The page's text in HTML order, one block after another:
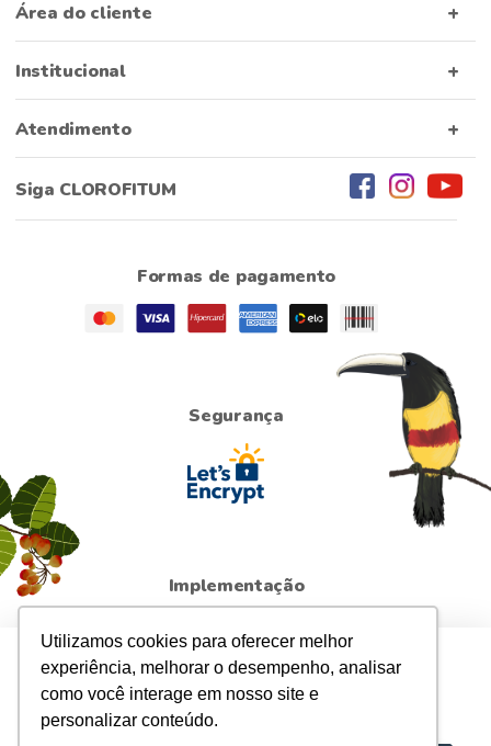
Utilizamos cookies para oferecer melhor
experiência, melhorar o desempenho, analisar
como você interage em nosso site e
personalizar conteúdo.
Para sua maior segurança, atualizamos a Política de
Privacidadeda loja. Ao continuar navegando,
entendemos que você está ciente e de acordo com elas.
Área do cliente
Institucional
Atendimento
Siga CLOROFITUM
Formas de pagamento
Segurança
Implementação